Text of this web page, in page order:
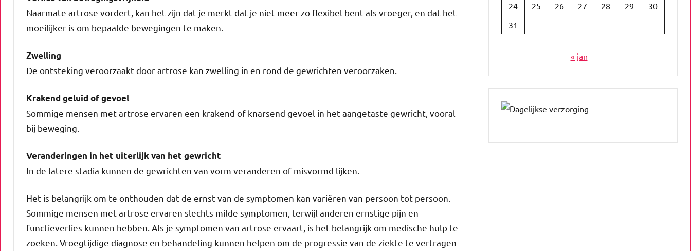
Naarmate artrose vordert, kan het zijn dat je merkt dat je niet meer zo flexibel bent als vroeger, en dat het
moeilijker is om bepaalde bewegingen te maken.
Zwelling
De ontsteking veroorzaakt door artrose kan zwelling in en rond de gewrichten veroorzaken.
Krakend geluid of gevoel
Sommige mensen met artrose ervaren een krakend of knarsend gevoel in het aangetaste gewricht, vooral
bij beweging.
Veranderingen in het uiterlijk van het gewricht
In de latere stadia kunnen de gewrichten van vorm veranderen of misvormd lijken.
Het is belangrijk om te onthouden dat de ernst van de symptomen kan variëren van persoon tot persoon.
Sommige mensen met artrose ervaren slechts milde symptomen, terwijl anderen ernstige pijn en
functieverlies kunnen hebben. Als je symptomen van artrose ervaart, is het belangrijk om medische hulp te
zoeken. Vroegtijdige diagnose en behandeling kunnen helpen om de progressie van de ziekte te vertragen
24
25 26 27 28 29
30
31
« jan